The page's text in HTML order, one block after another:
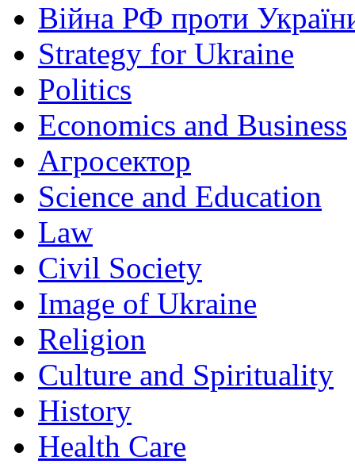
Війна РФ проти
Strategy for Ukraine
Politics
Economics and Business
Агросектор
Science and Education
Law
Civil Society
Image of Ukraine
Religion
Culture and Spirituality
History
Health Care